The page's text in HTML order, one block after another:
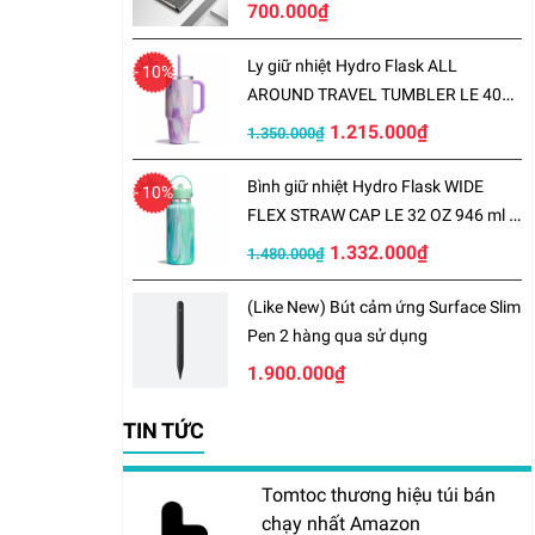
700.000₫
Ly giữ nhiệt Hydro Flask ALL
AROUND TRAVEL TUMBLER LE 40
OZ 1183 ml – LE-S25TT40
1.350.000₫ 1.215.000₫
- 10%
Bình giữ nhiệt Hydro Flask WIDE
FLEX STRAW CAP LE 32 OZ 946 ml –
LE-S25W32
1.480.000₫ 1.332.000₫
- 10%
(Like New) Bút cảm ứng Surface Slim
Pen 2 hàng qua sử dụng
1.900.000₫
TIN TỨC
Tomtoc thương hiệu túi bán
chạy nhất Amazon